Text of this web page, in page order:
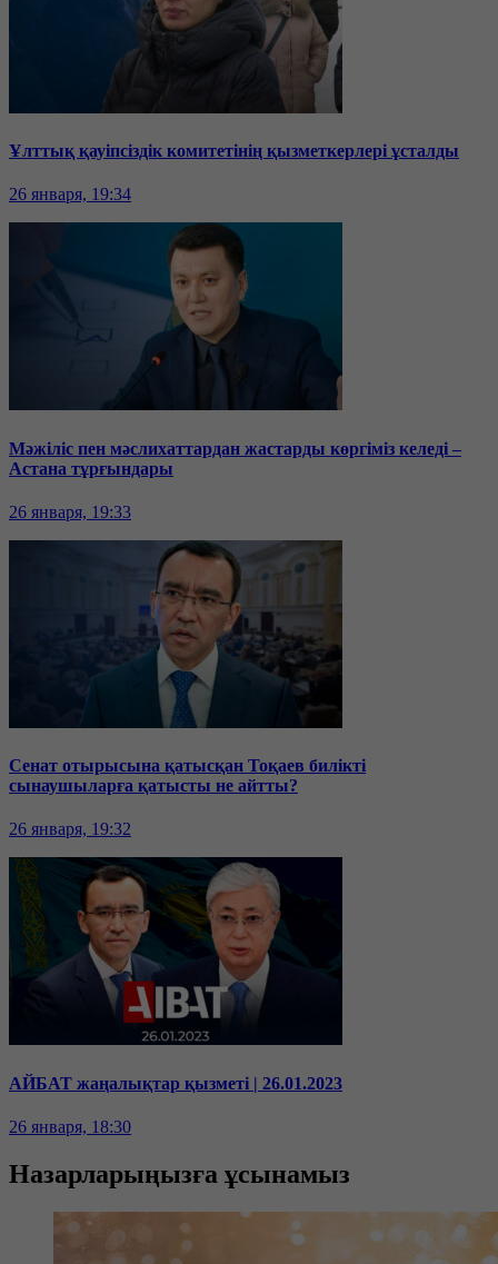
Ұлттық қауіпсіздік комитетінің қызметкерлері ұсталды
26 января, 19:34
Мәжіліс пен мәслихаттардан жастарды көргіміз келеді –
Астана тұрғындары
26 января, 19:33
Сенат отырысына қатысқан Тоқаев билікті
сынаушыларға қатысты не айтты?
26 января, 19:32
АЙБАТ жаңалықтар қызметі | 26.01.2023
26 января, 18:30
Назарларыңызға ұсынамыз